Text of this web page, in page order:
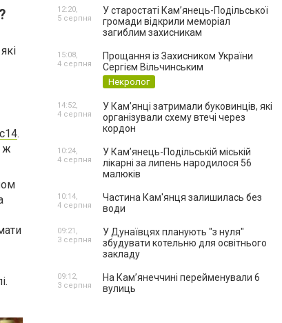
.
ж
У старостаті Кам’янець-Подільської
громади відкрили меморіал
загиблим захисникам
12:20,
5 серпня
Прощання із Захисником України
Сергієм Вільчинським
Некролог
15:08,
4 серпня
У Кам’янці затримали буковинців, які
організували схему втечі через
кордон
14:52,
4 серпня
У Кам’янець-Подільській міській
лікарні за липень народилося 56
малюків
10:24,
4 серпня
Частина Кам'янця залишилась без
води
10:14,
4 серпня
У Дунаївцях планують "з нуля"
збудувати котельню для освітнього
закладу
09:21,
3 серпня
На Камʼянеччині перейменували 6
вулиць
09:12,
3 серпня